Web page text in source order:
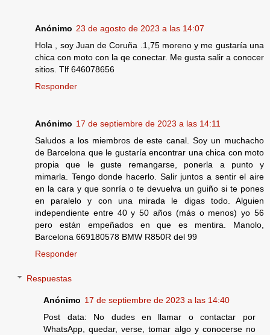
Anónimo 23 de agosto de 2023 a las 14:07
Hola , soy Juan de Coruña .1,75 moreno y me gustaría una
chica con moto con la qe conectar. Me gusta salir a conocer
sitios. Tlf 646078656
Responder
Anónimo 17 de septiembre de 2023 a las 14:11
Saludos a los miembros de este canal. Soy un muchacho
de Barcelona que le gustaría encontrar una chica con moto
propia que le guste remangarse, ponerla a punto y
mimarla. Tengo donde hacerlo. Salir juntos a sentir el aire
en la cara y que sonría o te devuelva un guiño si te pones
en paralelo y con una mirada le digas todo. Alguien
independiente entre 40 y 50 años (más o menos) yo 56
pero están empeñados en que es mentira. Manolo,
Barcelona 669180578 BMW R850R del 99
Responder
Respuestas
Anónimo 17 de septiembre de 2023 a las 14:40
Post data: No dudes en llamar o contactar por
WhatsApp, quedar, verse, tomar algo y conocerse no